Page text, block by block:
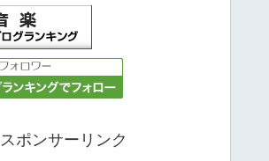
スポンサーリンク